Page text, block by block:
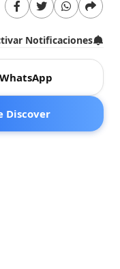
Notificaciones
Discover